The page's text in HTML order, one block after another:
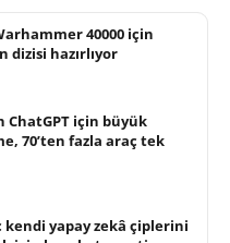
40000 için
dizisi hazırlıyor
ChatGPT için büyük
70’ten fazla araç tek
yapay zekâ çiplerini